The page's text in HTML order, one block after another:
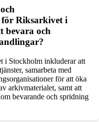
för Riksarkivet i
bevara och
i Stockholm inkluderar att
samarbeta med
för att öka
arkivmaterialet, samt att
bevarande och spridning